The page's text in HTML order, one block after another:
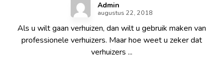
Admin
augustus 22, 2018
Als u wilt gaan verhuizen, dan wilt u gebruik maken van
professionele verhuizers. Maar hoe weet u zeker dat
verhuizers ...